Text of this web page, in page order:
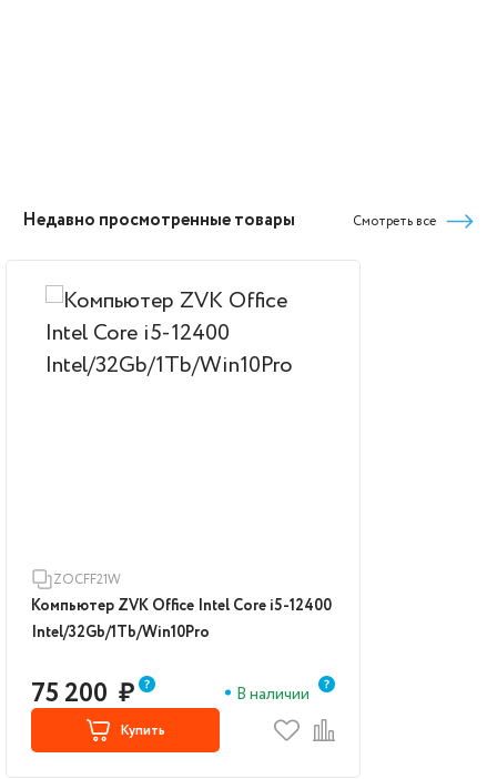
Недавно просмотренные товары Смотреть все
ZOCFF21W
Компьютер ZVK Office Intel Core i5-12400
Intel/32Gb/1Tb/Win10Pro
75 200 ₽ В наличии
Купить